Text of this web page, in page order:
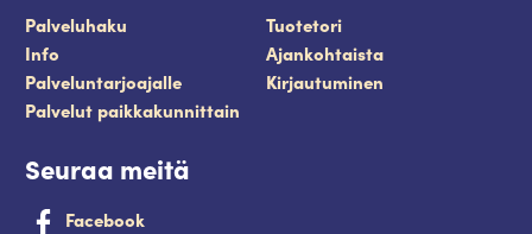
Palveluhaku
Tuotetori
Info
Ajankohtaista
Palveluntarjoajalle
Kirjautuminen
Palvelut paikkakunnittain
Seuraa meitä
Facebook